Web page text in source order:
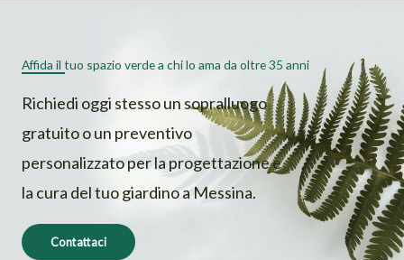
Affida il tuo spazio verde a chi lo ama da oltre 35 anni
Richiedi oggi stesso un sopralluogo
gratuito o un preventivo
personalizzato per la progettazione e
la cura del tuo giardino a Messina.
Contattaci